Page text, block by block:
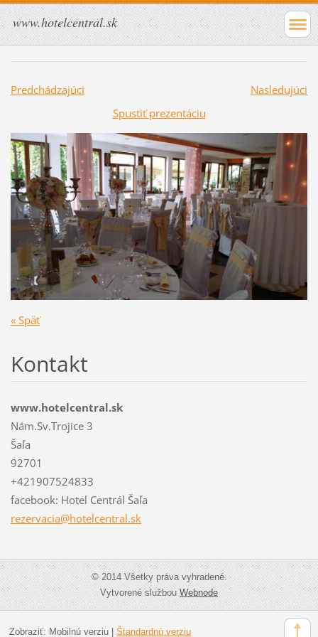
www.hotelcentral.sk
Predchádzajúci
Nasledujúci
Spustiť prezentáciu
« Späť
Kontakt
www.hotelcentral.sk
Nám.Sv.Trojice 3
Šaľa
92701
+421907524833
facebook: Hotel Centrál Šaľa
rezervacia@hotelcentral.sk
© 2014 Všetky práva vyhradené.
Vytvorené službouWebnode
Zobraziť: Mobilnú verziu| Štandardnú verziu